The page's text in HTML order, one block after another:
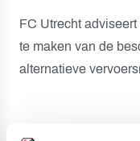
FC Utrecht
te maken van de
alternatieve